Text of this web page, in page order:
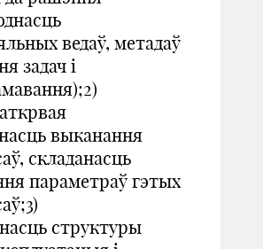
ведаў, метадаў
задач і
выканання
складанасць
параметраў гэтых
структуры